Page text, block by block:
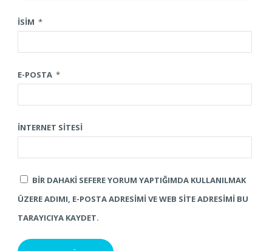
İSIM *
E-POSTA *
İNTERNET SITESI
BIR DAHAKI SEFERE YORUM YAPTIĞIMDA KULLANILMAK
ÜZERE ADIMI, E-POSTA ADRESIMI VE WEB SITE ADRESIMI BU
TARAYICIYA KAYDET.